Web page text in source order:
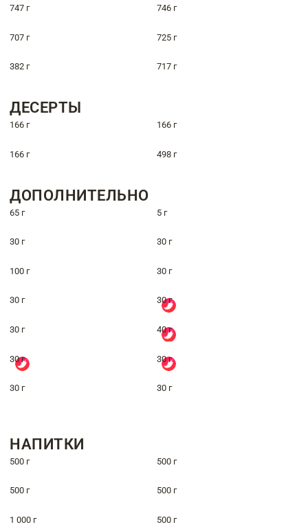
747 г 746 г
707 г 725 г
382 г 717 г
ДЕСЕРТЫ
166 г 166 г
166 г 498 г
ДОПОЛНИТЕЛЬНО
65 г 5 г
30 г 30 г
100 г 30 г
30 г 30 г
30 г 40 г
30 г 30 г
30 г 30 г
НАПИТКИ
500 г 500 г
500 г 500 г
1 000 г 500 г